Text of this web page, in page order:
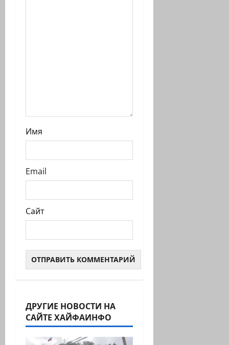
Имя
Email
Сайт
ДРУГИЕ НОВОСТИ НА
САЙТЕ ХАЙФАИНФО